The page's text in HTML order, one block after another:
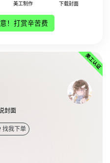
美工制作 下载封面
！打赏辛苦费
封面
找我下单